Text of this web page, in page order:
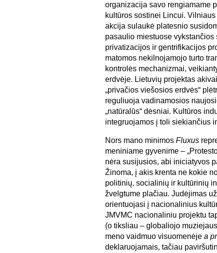
organizacija savo rengiamame
kultūros sostinei Lincui.
akcija sulaukė platesnio
pasaulio miestuose
privatizacijos ir gentrifikacijos
matomos nekilnojamojo turto
kontrolės mechanizmai,
erdvėje. Lietuvių projektas
„privačios viešosios erdvės“
reguliuoja vadinamosios
„natūralūs“ dėsniai. Kultūros
integruojamos į toli siekiančius
Nors mano minimos Fluxus
meniniame gyvenime –
nėra susijusios, abi iniciatyvos
Žinoma, į akis krenta ne kokie
politinių, socialinių ir kultūrinių
žvelgtume plačiau. Judėjimas
orientuojasi į nacionalinius
JMVMC nacionaliniu projektu
(o tiksliau – globaliojo
meno vaidmuo visuomenėje a
deklaruojamais, tačiau